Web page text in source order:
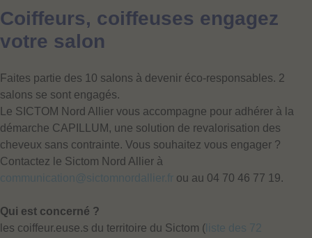
Coiffeurs, coiffeuses engagez
votre salon
Faites partie des 10 salons à devenir éco-responsables. 2
salons se sont engagés.
Le SICTOM Nord Allier vous accompagne pour adhérer à la
démarche CAPILLUM, une solution de revalorisation des
cheveux sans contrainte. Vous souhaitez vous engager ?
Contactez le Sictom Nord Allier à
communication@sictomnordallier.fr ou au 04 70 46 77 19.
Qui est concerné ?
les coiffeur.euse.s du territoire du Sictom ( liste des 72